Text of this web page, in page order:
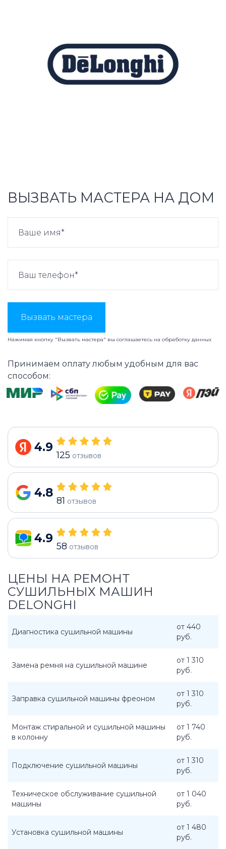
ВЫЗВАТЬ МАСТЕРА НА ДОМ
Вызвать мастера
Нажимая кнопку "Вызвать мастера" вы соглашаетесь на обработку данных
Принимаем оплату любым удобным для вас
способом:
4.9
125 отзывов
4.8
81 отзывов
4.9
58 отзывов
ЦЕНЫ НА РЕМОНТ
СУШИЛЬНЫХ МАШИН
DELONGHI
Диагностика сушильной машины
от 440
руб.
Замена ремня на сушильной машине
от 1 310
руб.
Заправка сушильной машины фреоном
от 1 310
руб.
Монтаж стиральной и сушильной машины
в колонну
от 1 740
руб.
Подключение сушильной машины
от 1 310
руб.
Техническое обслуживание сушильной
машины
от 1 040
руб.
Установка сушильной машины
от 1 480
руб.